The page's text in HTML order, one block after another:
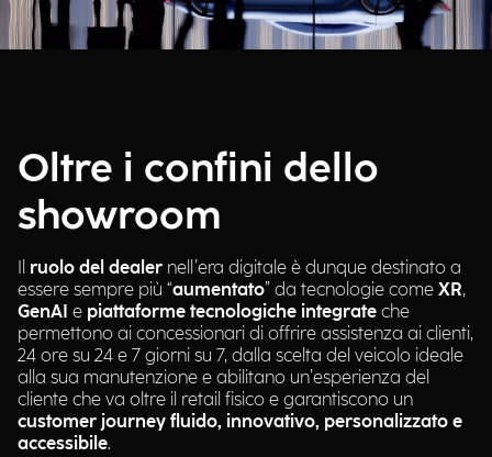
Oltre i confini dello
showroom
Il ruolo del dealer nell’era digitale è dunque destinato a
essere sempre più “aumentato” da tecnologie come XR,
GenAI e piattaforme tecnologiche integrate che
permettono ai concessionari di offrire assistenza ai clienti,
24 ore su 24 e 7 giorni su 7, dalla scelta del veicolo ideale
alla sua manutenzione e abilitano un’esperienza del
cliente che va oltre il retail fisico e garantiscono un
customer journey fluido, innovativo, personalizzato e
accessibile.